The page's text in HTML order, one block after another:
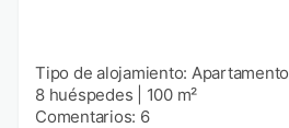
Tipo de alojamiento: Apartamento
8 huéspedes
100 m²
Comentarios: 6